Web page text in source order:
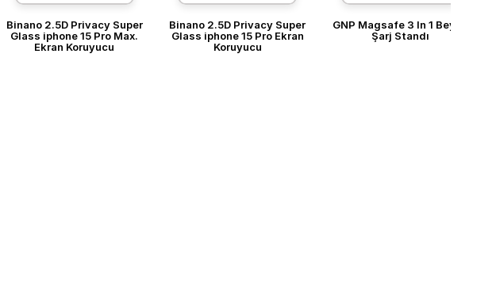
Binano 2.5D Privacy Super
Glass iphone 15 Pro Max.
Ekran Koruyucu
Binano 2.5D Privacy Super
Glass iphone 15 Pro Ekran
Koruyucu
GNP Magsafe 3 In 1 Beyaz
Şarj Standı